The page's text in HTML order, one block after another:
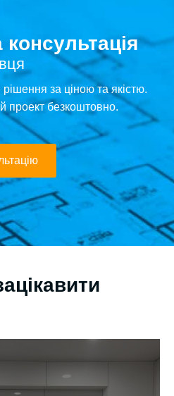
за ціною та якістю.
проект безкоштовно.